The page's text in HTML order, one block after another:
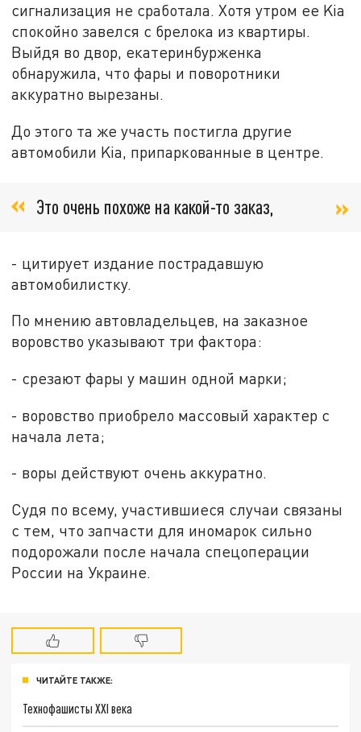
сигнализация не сработала. Хотя утром ее Kia
спокойно завелся с брелока из квартиры.
Выйдя во двор, екатеринбурженка
обнаружила, что фары и поворотники
аккуратно вырезаны.
До этого та же участь постигла другие
автомобили Kia, припаркованные в центре.
Это очень похоже на какой-то заказ,
- цитирует издание пострадавшую
автомобилистку.
По мнению автовладельцев, на заказное
воровство указывают три фактора:
- срезают фары у машин одной марки;
- воровство приобрело массовый характер с
начала лета;
- воры действуют очень аккуратно.
Судя по всему, участившиеся случаи связаны
с тем, что запчасти для иномарок сильно
подорожали после начала спецоперации
России на Украине.
ЧИТАЙТЕ ТАКЖЕ:
Технофашисты XXI века